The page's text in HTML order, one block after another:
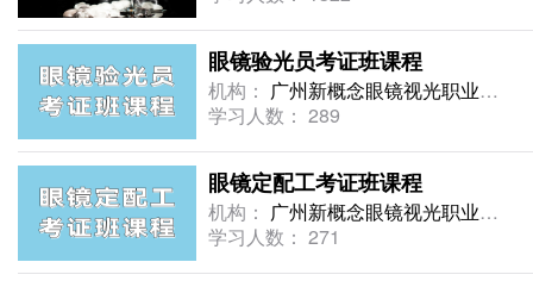
眼镜验光员考证班课程
机构： 广州新概念眼镜视光职业培训学校
学习人数： 289
眼镜定配工考证班课程
机构： 广州新概念眼镜视光职业培训学校
学习人数： 271